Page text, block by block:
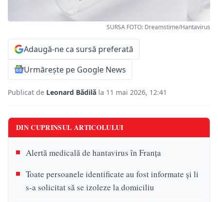
SURSA FOTO: Dreamstime/Hantavirus
Adaugă-ne ca sursă preferată
Urmărește pe Google News
Publicat de Leonard Bădilă la 11 mai 2026, 12:41
DIN CUPRINSUL ARTICOLULUI
Alertă medicală de hantavirus în Franța
Toate persoanele identificate au fost informate și li
s-a solicitat să se izoleze la domiciliu